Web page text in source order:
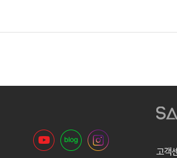
고객